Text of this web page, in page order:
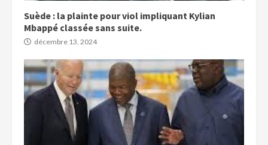
Suède : la plainte pour viol impliquant Kylian
Mbappé classée sans suite.
décembre 13, 2024